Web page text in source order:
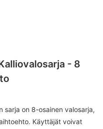
- 8
sarja on 8-osainen valosarja,
Käyttäjät voivat